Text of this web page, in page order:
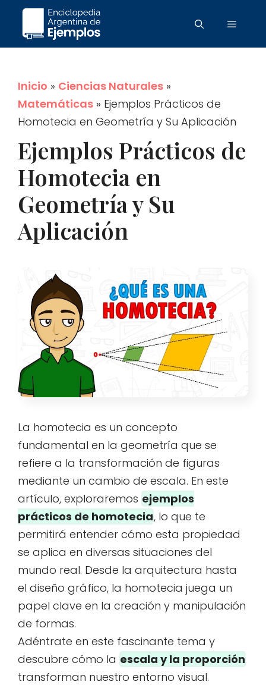
Saltar
contenido
Menú
Inicio » Ciencias Naturales »
Matemáticas » Ejemplos Prácticos de
Homotecia en Geometría y Su Aplicación
Ejemplos Prácticos de
Homotecia en
Geometría y Su
Aplicación
La homotecia es un concepto
fundamental en la geometría que se
refiere a la transformación de figuras
mediante un cambio de escala. En este
artículo, exploraremos ejemplos
prácticos de homotecia, lo que te
permitirá entender cómo esta propiedad
se aplica en diversas situaciones del
mundo real. Desde la arquitectura hasta
el diseño gráfico, la homotecia juega un
papel clave en la creación y manipulación
de formas.
Adéntrate en este fascinante tema y
descubre cómo la escala y la proporción
transforman nuestro entorno visual.